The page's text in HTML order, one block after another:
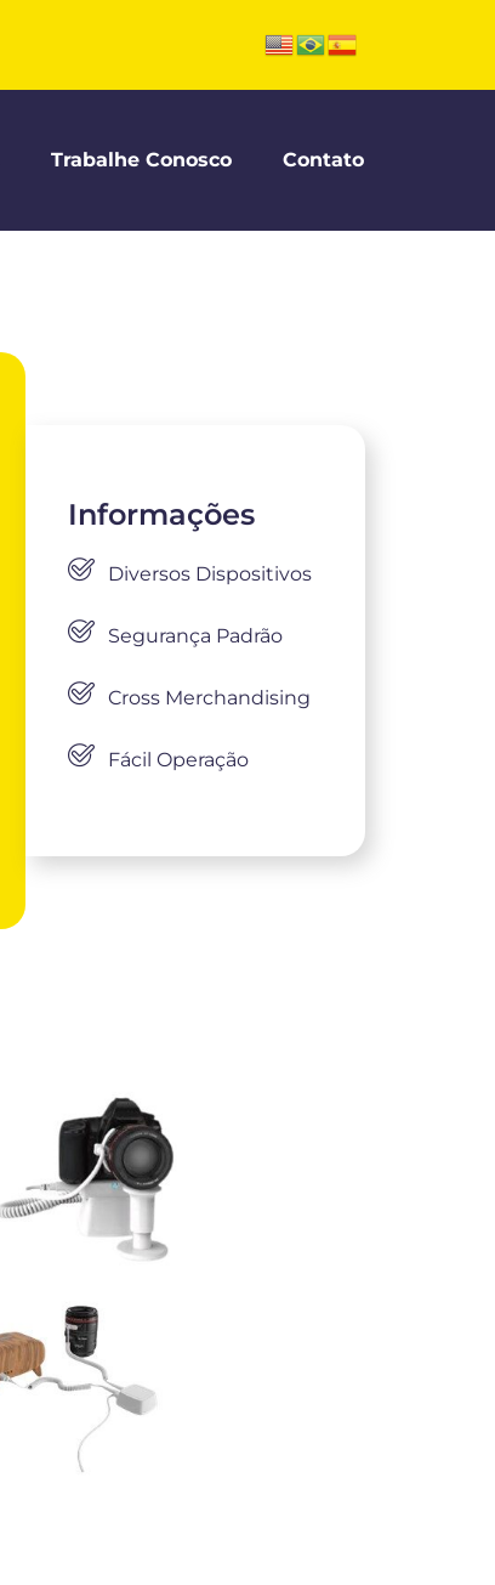
Trabalhe Conosco Contato
Informações
Diversos Dispositivos
Segurança Padrão
Cross Merchandising
Fácil Operação